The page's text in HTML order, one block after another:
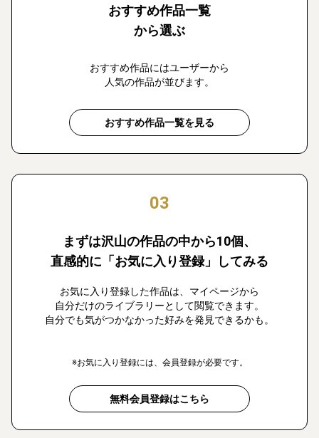
おすすめ作品一覧
から選ぶ
おすすめ作品にはユーザーから
人気の作品が並びます。
おすすめ作品一覧を見る
03
まずは沢山の作品の中から10個、
直感的に「お気に入り登録」してみる
お気に入り登録した作品は、マイページから
自分だけのライブラリーとして閲覧できます。
自分でも気がつかなかった好みを発見できるかも。
※お気に入り登録には、会員登録が必要です。
無料会員登録はこちら